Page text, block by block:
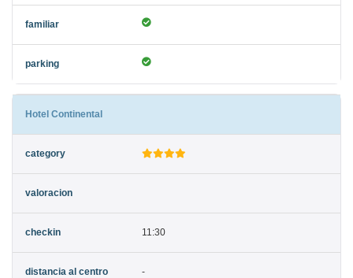
Hotel Continental
11:30
-